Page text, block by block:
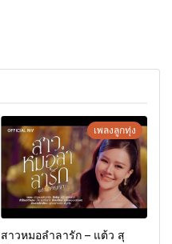
เพลงลูกทุ่ง
สาวหมอลำลารัก – แต้ว สุ